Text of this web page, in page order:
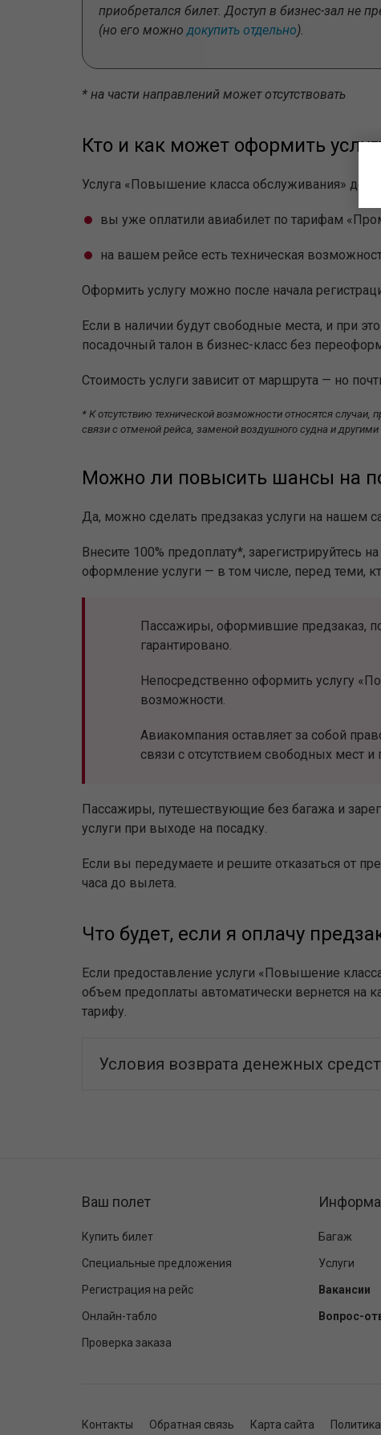
приобретался билет. Доступ в бизнес-зал не
(но его можнодокупить отдельно).
* на части направлений может отсутствовать
Кто и как может оформить
Услуга «Повышение класса обслуживания»
вы уже оплатили авиабилет по тарифам
на вашем рейсе есть техническая
Оформить услугу можно после начала
Если в наличии будут свободные места, и при
посадочный талон в бизнес-класс без
Стоимость услуги зависит от маршрута — но
* К отсутствию технической возможности относятся
связи с отменой рейса, заменой воздушного судна и
Можно ли повысить шансы на
Да, можно сделать предзаказ услуги на нашем
Внесите 100% предоплату*, зарегистрируйтесь
оформление услуги — в том числе, перед теми,
Пассажиры, оформившие предзаказ,
гарантировано.
Непосредственно оформить услугу
возможности.
Авиакомпания оставляет за собой
связи с отсутствием свободных мест
Пассажиры, путешествующие без багажа и
услуги при выходе на посадку.
Если вы передумаете и решите отказаться от
часа до вылета.
Что будет, если я оплачу
Если предоставление услуги «Повышение
объем предоплаты автоматически вернется на
тарифу.
Условия возврата денежных
Ваш полет
Купить билет
Специальные предложения
Регистрация на рейс
Онлайн-табло
Проверка заказа
Багаж
Услуги
Вакансии
Вопрос-
Контакты Обратная связь Карта сайта